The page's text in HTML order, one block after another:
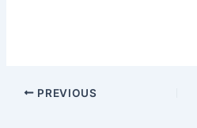
PREVIOUS